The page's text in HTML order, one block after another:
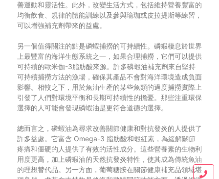
善運動和靈活性。此外，改變生活方式，包括維持營養豐富的
均衡飲食、規律的體能訓練以及參與瑜珈或皮拉提斯等練習，
可以增強補充劑帶來的益處。
另一個值得關注的點是磷蝦捕撈的可持續性。磷蝦棲息於世界
上最豐富的海洋生態系統之一，如果合理捕撈，它們可以提供
可持續的歐米伽-3脂肪酸來源。許多磷蝦油補充劑來自堅持
可持續捕撈方法的漁場，確保其產品不會對海洋環境造成負面
影響。相較之下，用於魚油生產的某些魚類的過度捕撈實際上
引發了人們對環境平衡和長期可持續性的擔憂。那些注重環保
選擇的人可能會發現磷蝦油是更符合道德的選擇。
總而言之，磷蝦油為尋求改善關節健康和對抗發炎的人提供了
許多益處。它富含 Omega-3 脂肪酸和蝦紅素，為緩解關節
疼痛和僵硬的人提供了有效的活性成分。這些營養素的生物利
用度更高，加上磷蝦油的天然抗發炎特性，使其成為傳統魚油
的理想替代品。另一方面，葡萄糖胺在關節健康補充品領域堪